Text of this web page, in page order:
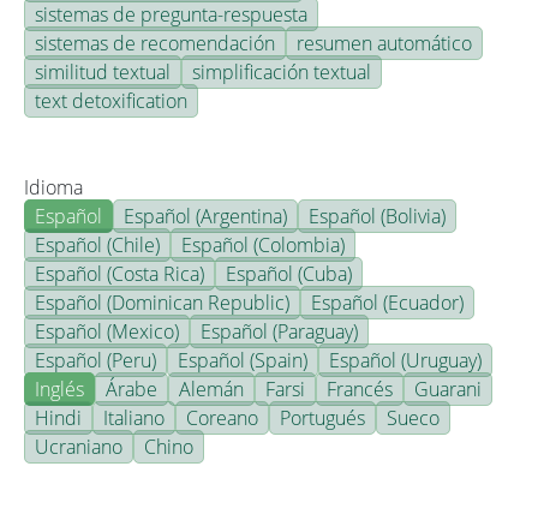
sistemas de pregunta-respuesta
sistemas de recomendación
resumen automático
similitud textual
simplificación textual
text detoxification
Idioma
Español
Español (Argentina)
Español (Bolivia)
Español (Chile)
Español (Colombia)
Español (Costa Rica)
Español (Cuba)
Español (Dominican Republic)
Español (Ecuador)
Español (Mexico)
Español (Paraguay)
Español (Peru)
Español (Spain)
Español (Uruguay)
Inglés
Árabe Alemán Farsi Francés
Guarani
Hindi
Italiano Coreano Portugués
Sueco
Ucraniano
Chino